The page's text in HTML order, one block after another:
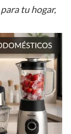
tu hogar,